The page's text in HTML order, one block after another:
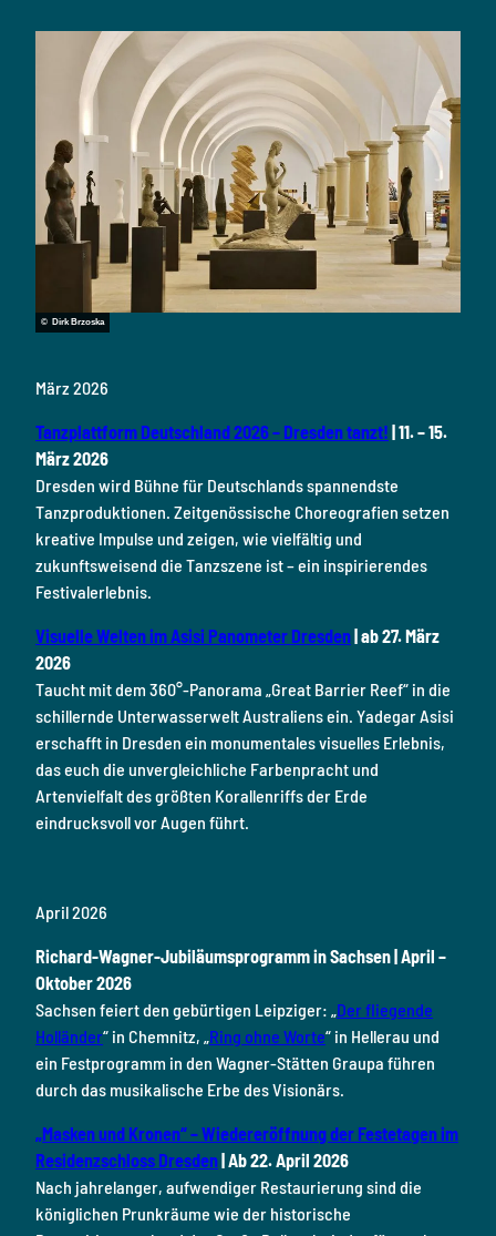
© Dirk Brzoska
März 2026
Tanzplattform Deutschland 2026 – Dresden tanzt! | 11. – 15.
März 2026
Dresden wird Bühne für Deutschlands spannendste
Tanzproduktionen. Zeitgenössische Choreografien setzen
kreative Impulse und zeigen, wie vielfältig und
zukunftsweisend die Tanzszene ist – ein inspirierendes
Festivalerlebnis.
Visuelle Welten im Asisi Panometer Dresden | ab 27. März
2026
Taucht mit dem 360°-Panorama „Great Barrier Reef“ in die
schillernde Unterwasserwelt Australiens ein. Yadegar Asisi
erschafft in Dresden ein monumentales visuelles Erlebnis,
das euch die unvergleichliche Farbenpracht und
Artenvielfalt des größten Korallenriffs der Erde
eindrucksvoll vor Augen führt.
April 2026
Richard-Wagner-Jubiläumsprogramm in Sachsen | April –
Oktober 2026
Sachsen feiert den gebürtigen Leipziger: „ Der fliegende
Holländer“ in Chemnitz, „ Ring ohne Worte“ in Hellerau und
ein Festprogramm in den Wagner-Stätten Graupa führen
durch das musikalische Erbe des Visionärs.
„Masken und Kronen“ – Wiedereröffnung der Festetagen im
Residenzschloss Dresden| Ab 22. April 2026
Nach jahrelanger, aufwendiger Restaurierung sind die
königlichen Prunkräume wie der historische